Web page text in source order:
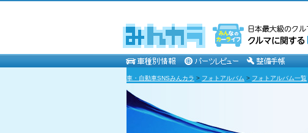
車・自動車SNSみんカラ > フォトアルバム > フォトアルバム一覧